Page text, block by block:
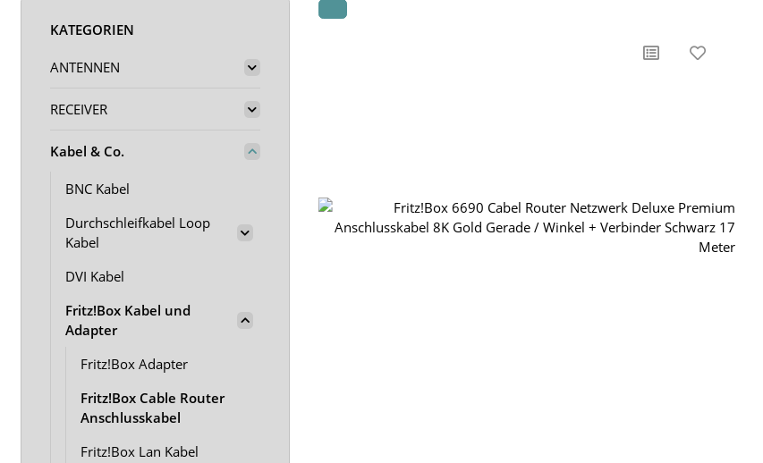
KATEGORIEN
ANTENNEN
RECEIVER
Kabel & Co.
BNC Kabel
Durchschleifkabel Loop
Kabel
DVI Kabel
Fritz!Box Kabel und
Adapter
Fritz!Box Adapter
Fritz!Box Cable Router
Anschlusskabel
Fritz!Box Lan Kabel